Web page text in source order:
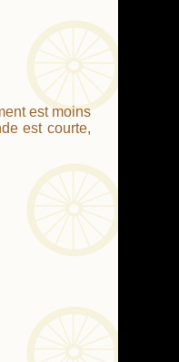
est moins
est courte,